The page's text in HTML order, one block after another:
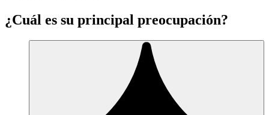
¿Cuál es su principal preocupación?